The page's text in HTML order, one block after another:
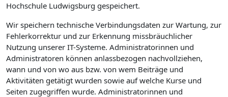
Hochschule Ludwigsburg gespeichert.
Wir speichern technische Verbindungsdaten zur Wartung, zur
Fehlerkorrektur und zur Erkennung missbräuchlicher
Nutzung unserer IT-Systeme. Administratorinnen und
Administratoren können anlassbezogen nachvollziehen,
wann und von wo aus bzw. von wem Beiträge und
Aktivitäten getätigt wurden sowie auf welche Kurse und
Seiten zugegriffen wurde. Administratorinnen und